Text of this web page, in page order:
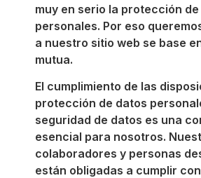
muy en serio la protección
personales. Por eso
a nuestro sitio web se base
mutua.
El cumplimiento de las
protección de datos
seguridad de datos es una
esencial para nosotros.
colaboradores y personas
están obligadas a cumplir